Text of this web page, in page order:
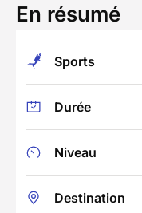
En résumé
Sports
Durée
Niveau
Destination